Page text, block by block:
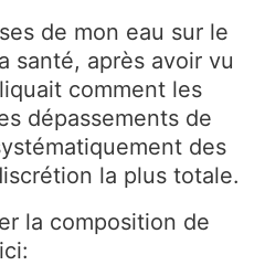
de mon eau sur le
santé, après avoir vu
comment les
dépassements de
des
la plus totale.
la composition de